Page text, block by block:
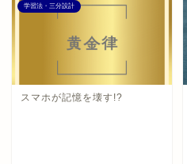
学習法・三分設計
スマホが記憶を壊す!?